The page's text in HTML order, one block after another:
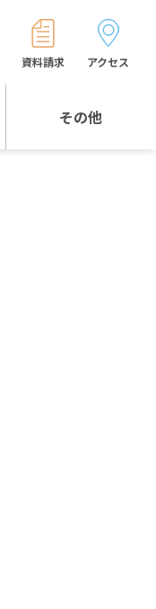
その他
資料請求 アクセス